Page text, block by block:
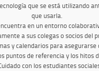
que se está utilizando
que usarla.
en un entorno
a sus colegas o socios del
y calendarios para asegurarse
puntos de referencia y los hitos
con los estudiantes